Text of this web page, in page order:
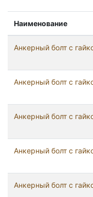
Наименование
Анкерный болт с
Анкерный болт с
Анкерный болт с
Анкерный болт с
Анкерный болт с